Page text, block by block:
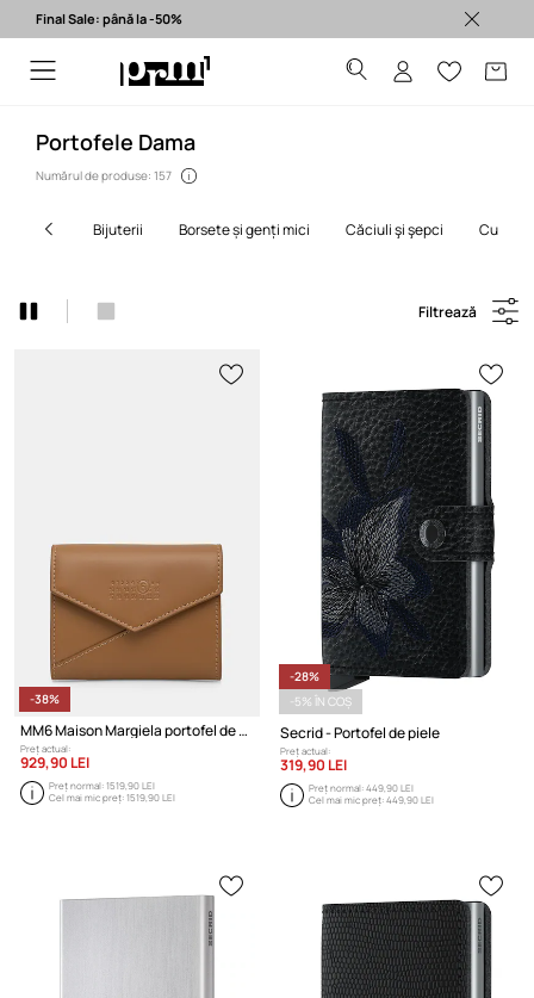
Final Sale: până la -50%
Portofele Dama
Numărul de produse: 157
bijuterii borsete și genți mici căciuli şi şepci curele
Filtrează
-38%
MM6 Maison Margiela portofel de piele
Preț actual:
929,90 LEI
Preț normal:1519,90 LEI
Cel mai mic preț:1519,90 LEI
-28%
-5% ÎN COȘ
Secrid - Portofel de piele
Preț actual:
319,90 LEI
Preț normal:449,90 LEI
Cel mai mic preț:449,90 LEI